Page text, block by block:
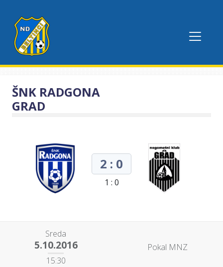
ŠNK RADGONA
GRAD
2 : 0
1 : 0
Sreda
5.10.2016
15:30
Pokal MNZ